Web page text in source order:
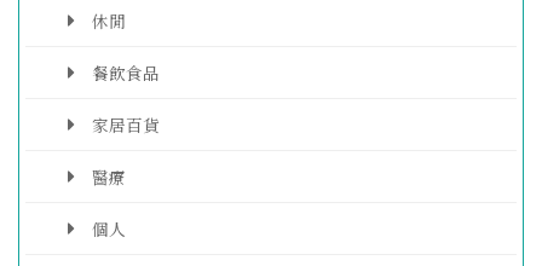
休閒
餐飲食品
家居百貨
醫療
個人